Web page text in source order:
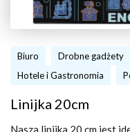
Biuro Drobne gadżety
Hotele i Gastronomia
Linijka 20cm
Nasza linijka 20 cm jest